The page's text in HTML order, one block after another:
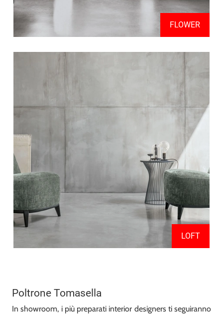
FLOWER
LOFT
Poltrone Tomasella
In showroom, i più preparati interior designers ti seguiranno